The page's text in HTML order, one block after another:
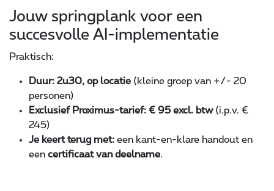
Jouw springplank voor een
succesvolle AI-implementatie
Praktisch:
Duur: 2u30, op locatie (kleine groep van +/- 20
personen)
Exclusief Proximus-tarief: € 95 excl. btw(i.p.v. €
245)
Je keert terug met: een kant-en-klare handout en
een certificaat van deelname.